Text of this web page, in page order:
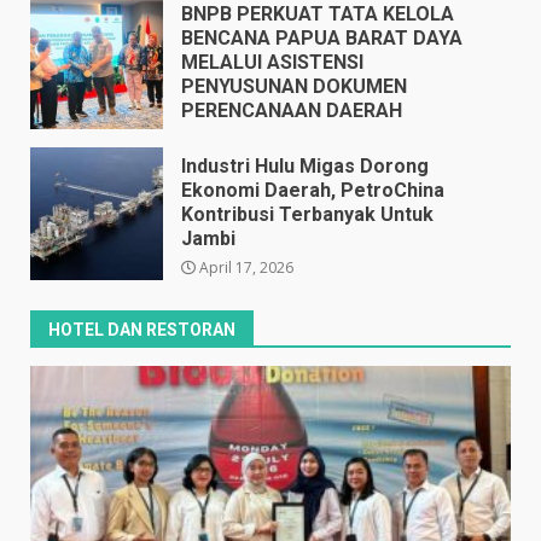
BNPB PERKUAT TATA KELOLA
BENCANA PAPUA BARAT DAYA
MELALUI ASISTENSI
PENYUSUNAN DOKUMEN
PERENCANAAN DAERAH
Industri Hulu Migas Dorong
Ekonomi Daerah, PetroChina
Kontribusi Terbanyak Untuk
Jambi
April 17, 2026
HOTEL DAN RESTORAN